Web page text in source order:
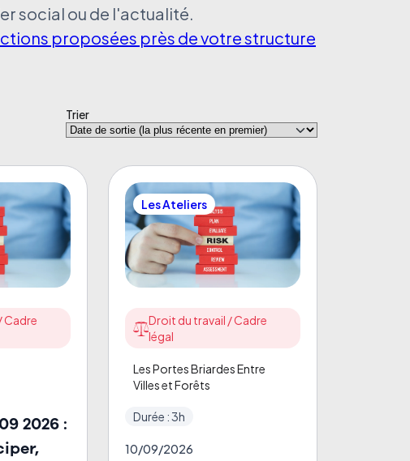
social ou de l'actualité.
proposées près de votre structure
Trier
Cadre
2026 :
Les Ateliers
Droit du travail / Cadre
légal
Les Portes Briardes Entre
Villes et Forêts
Durée : 3h
10/09/2026